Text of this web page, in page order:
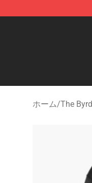
ホーム/The